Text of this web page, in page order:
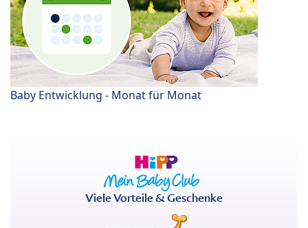
Baby Entwicklung - Monat für Monat
Viele Vorteile & Geschenke